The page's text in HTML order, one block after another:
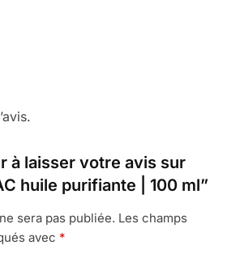
à laisser votre avis sur
huile purifiante | 100 ml”
sera pas publiée. Les champs
avec *